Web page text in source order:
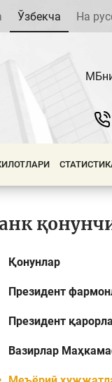
Ўзбекча На
Қонунлар
Президент
Президент
Вазирлар